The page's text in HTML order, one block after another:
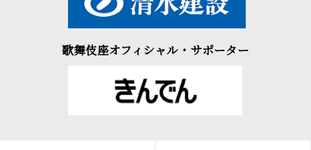
歌舞伎座オフィシャル・サポーター